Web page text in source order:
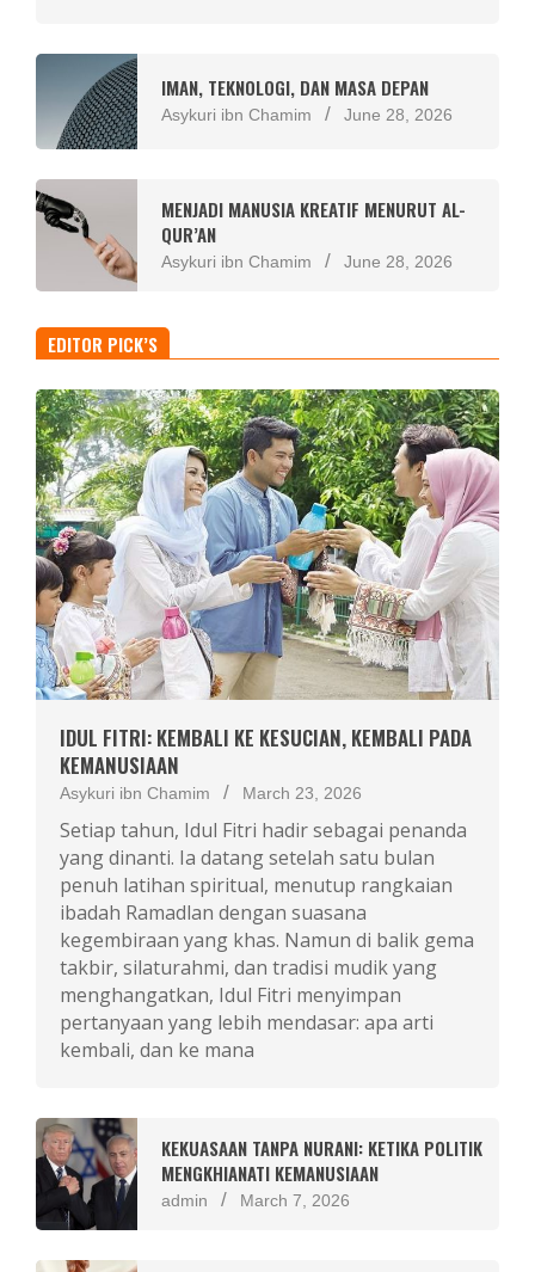
IMAN, TEKNOLOGI, DAN MASA DEPAN
Asykuri ibn Chamim June 28, 2026
MENJADI MANUSIA KREATIF MENURUT AL-
QUR’AN
Asykuri ibn Chamim June 28, 2026
EDITOR PICK’S
IDUL FITRI: KEMBALI KE KESUCIAN, KEMBALI PADA
KEMANUSIAAN
Asykuri ibn Chamim March 23, 2026
Setiap tahun, Idul Fitri hadir sebagai penanda
yang dinanti. Ia datang setelah satu bulan
penuh latihan spiritual, menutup rangkaian
ibadah Ramadlan dengan suasana
kegembiraan yang khas. Namun di balik gema
takbir, silaturahmi, dan tradisi mudik yang
menghangatkan, Idul Fitri menyimpan
pertanyaan yang lebih mendasar: apa arti
kembali, dan ke mana
KEKUASAAN TANPA NURANI: KETIKA POLITIK
MENGKHIANATI KEMANUSIAAN
admin March 7, 2026